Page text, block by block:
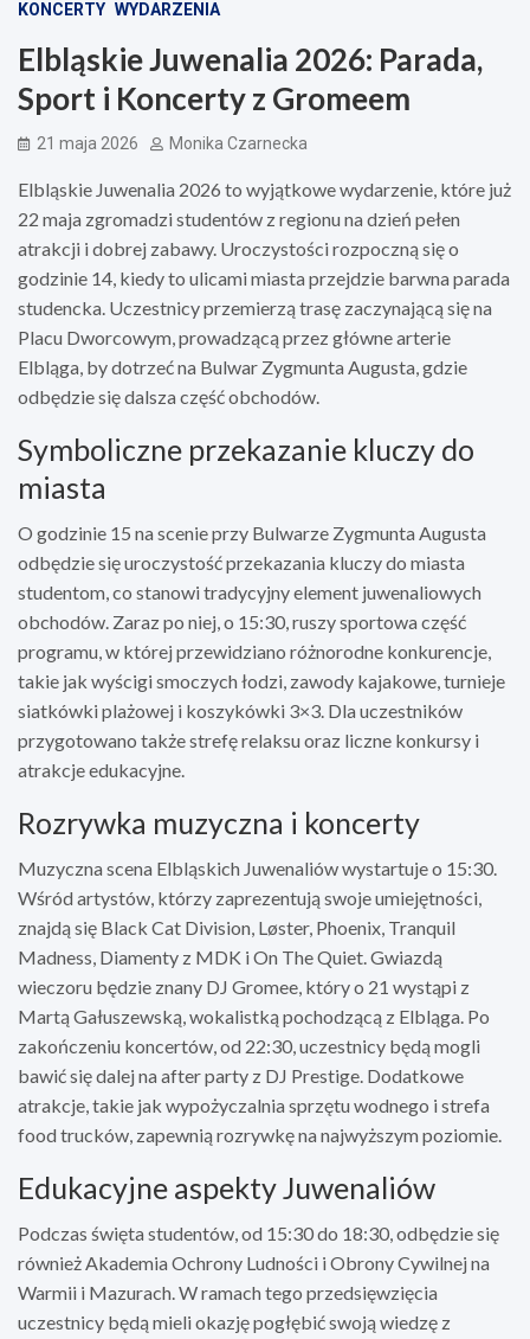
KONCERTY WYDARZENIA
Elbląskie Juwenalia 2026: Parada,
Sport i Koncerty z Gromeem
21 maja 2026 Monika Czarnecka
Elbląskie Juwenalia 2026 to wyjątkowe wydarzenie, które już
22 maja zgromadzi studentów z regionu na dzień pełen
atrakcji i dobrej zabawy. Uroczystości rozpoczną się o
godzinie 14, kiedy to ulicami miasta przejdzie barwna parada
studencka. Uczestnicy przemierzą trasę zaczynającą się na
Placu Dworcowym, prowadzącą przez główne arterie
Elbląga, by dotrzeć na Bulwar Zygmunta Augusta, gdzie
odbędzie się dalsza część obchodów.
Symboliczne przekazanie kluczy do
miasta
O godzinie 15 na scenie przy Bulwarze Zygmunta Augusta
odbędzie się uroczystość przekazania kluczy do miasta
studentom, co stanowi tradycyjny element juwenaliowych
obchodów. Zaraz po niej, o 15:30, ruszy sportowa część
programu, w której przewidziano różnorodne konkurencje,
takie jak wyścigi smoczych łodzi, zawody kajakowe, turnieje
siatkówki plażowej i koszykówki 3×3. Dla uczestników
przygotowano także strefę relaksu oraz liczne konkursy i
atrakcje edukacyjne.
Rozrywka muzyczna i koncerty
Muzyczna scena Elbląskich Juwenaliów wystartuje o 15:30.
Wśród artystów, którzy zaprezentują swoje umiejętności,
znajdą się Black Cat Division, Løster, Phoenix, Tranquil
Madness, Diamenty z MDK i On The Quiet. Gwiazdą
wieczoru będzie znany DJ Gromee, który o 21 wystąpi z
Martą Gałuszewską, wokalistką pochodzącą z Elbląga. Po
zakończeniu koncertów, od 22:30, uczestnicy będą mogli
bawić się dalej na after party z DJ Prestige. Dodatkowe
atrakcje, takie jak wypożyczalnia sprzętu wodnego i strefa
food trucków, zapewnią rozrywkę na najwyższym poziomie.
Edukacyjne aspekty Juwenaliów
Podczas święta studentów, od 15:30 do 18:30, odbędzie się
również Akademia Ochrony Ludności i Obrony Cywilnej na
Warmii i Mazurach. W ramach tego przedsięwzięcia
uczestnicy będą mieli okazję pogłębić swoją wiedzę z